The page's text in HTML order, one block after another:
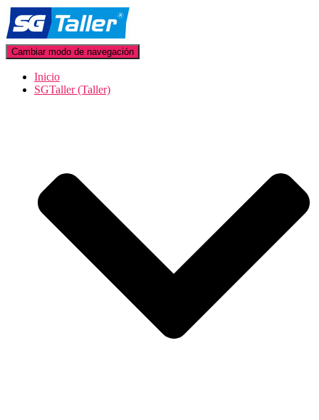
Cambiar modo de navegación
Inicio
SGTaller (Taller)